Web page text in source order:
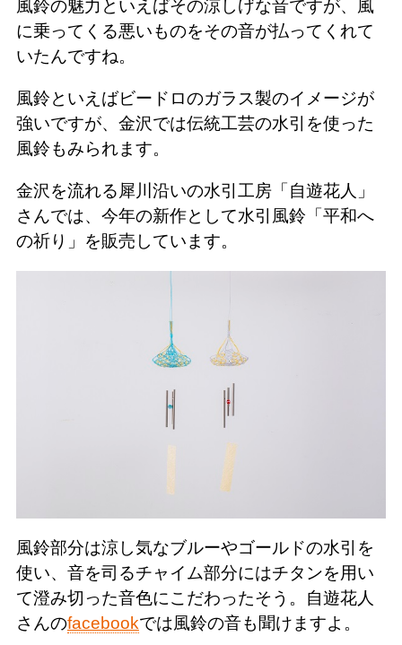
風鈴の魅力といえばその涼しげな音ですが、風
に乗ってくる悪いものをその音が払ってくれて
いたんですね。
風鈴といえばビードロのガラス製のイメージが
強いですが、金沢では伝統工芸の水引を使った
風鈴もみられます。
金沢を流れる犀川沿いの水引工房「自遊花人」
さんでは、今年の新作として水引風鈴「平和へ
の祈り」を販売しています。
風鈴部分は涼し気なブルーやゴールドの水引を
使い、音を司るチャイム部分にはチタンを用い
て澄み切った音色にこだわったそう。自遊花人
さんのfacebookでは風鈴の音も聞けますよ。